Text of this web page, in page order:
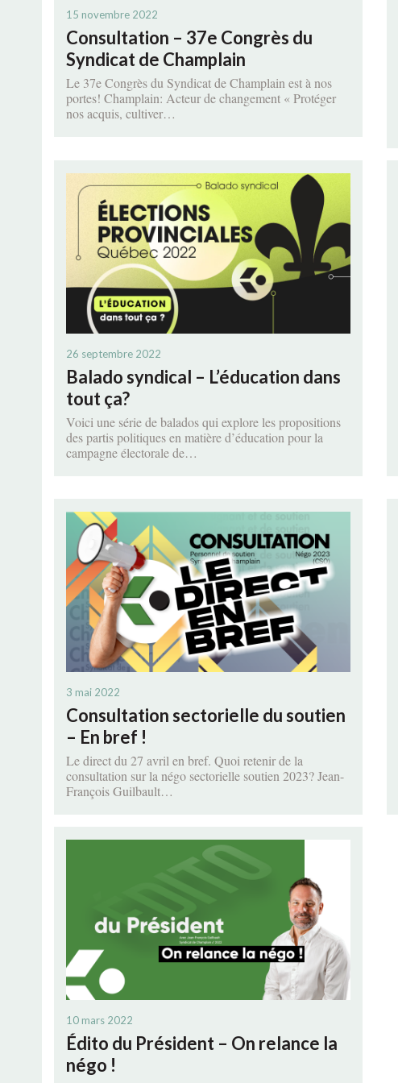
15 novembre 2022
Consultation – 37e Congrès du
Syndicat de Champlain
Le 37e Congrès du Syndicat de Champlain est à nos
portes! Champlain: Acteur de changement « Protéger
nos acquis, cultiver…
26 septembre 2022
Balado syndical – L’éducation dans
tout ça?
Voici une série de balados qui explore les propositions
des partis politiques en matière d’éducation pour la
campagne électorale de…
3 mai 2022
Consultation sectorielle du soutien
– En bref !
Le direct du 27 avril en bref. Quoi retenir de la
consultation sur la négo sectorielle soutien 2023? Jean-
François Guilbault…
10 mars 2022
Édito du Président – On relance la
négo !